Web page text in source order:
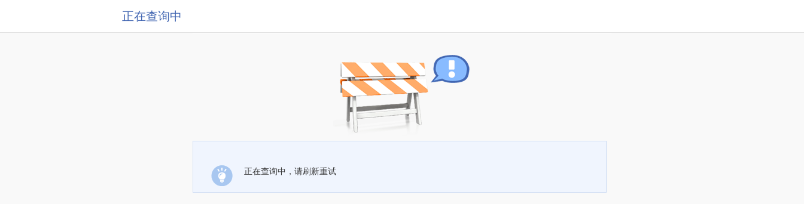
正在查询中
正在查询中，请刷新重试